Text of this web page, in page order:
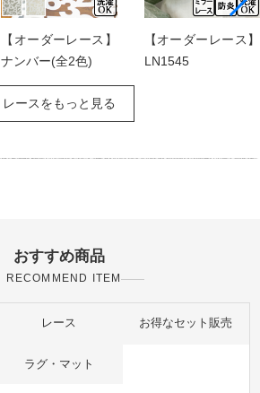
【オーダーレース】
ナンバー(全2色)
【オーダーレース】
LN1545
レースをもっと見る
おすすめ商品
RECOMMEND ITEM
レース お得なセット販売
ラグ・マット